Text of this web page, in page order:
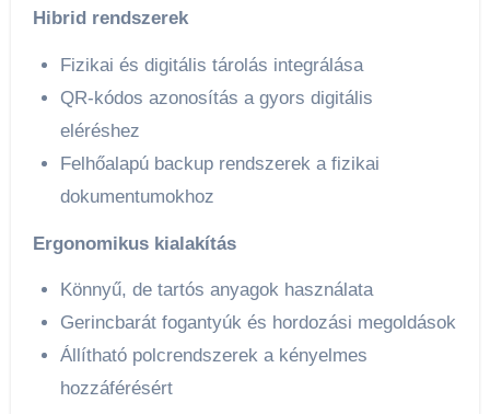
Hibrid rendszerek
Fizikai és digitális tárolás integrálása
QR-kódos azonosítás a gyors digitális
eléréshez
Felhőalapú backup rendszerek a fizikai
dokumentumokhoz
Ergonomikus kialakítás
Könnyű, de tartós anyagok használata
Gerincbarát fogantyúk és hordozási megoldások
Állítható polcrendszerek a kényelmes
hozzáférésért